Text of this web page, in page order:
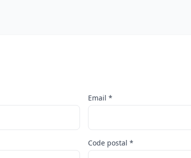
Email *
Code postal *